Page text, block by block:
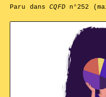
Paru dansCQFDn°252